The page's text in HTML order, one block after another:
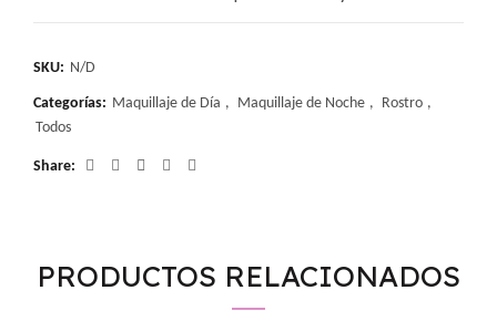
SKU: N/D
Categorías: Maquillaje de Día , Maquillaje de Noche , Rostro ,
Todos
Share
PRODUCTOS RELACIONADOS